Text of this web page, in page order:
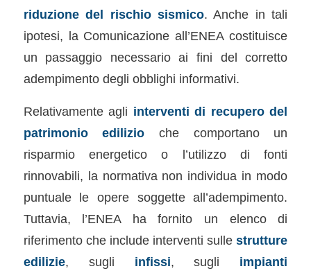
riduzione del rischio sismico. Anche in tali
ipotesi, la Comunicazione all’ENEA costituisce
un passaggio necessario ai fini del corretto
adempimento degli obblighi informativi.
Relativamente agli interventi di recupero del
patrimonio edilizio che comportano un
risparmio energetico o l’utilizzo di fonti
rinnovabili, la normativa non individua in modo
puntuale le opere soggette all’adempimento.
Tuttavia, l’ENEA ha fornito un elenco di
riferimento che include interventi sullestrutture
edilizie, sugli infissi, sugli impianti